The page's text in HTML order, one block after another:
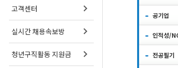
고객센터
실시간 채용속보방
청년구직활동 지원금
공기업
인적성/
전공필기